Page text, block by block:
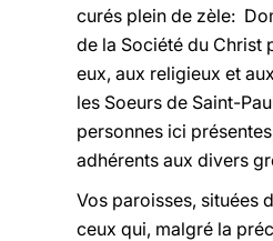
curés plein de zèle:
de la Société du Christ
eux, aux religieux et
les Soeurs de Saint-
personnes ici
adhérents aux divers
Vos paroisses, situées
ceux qui, malgré la